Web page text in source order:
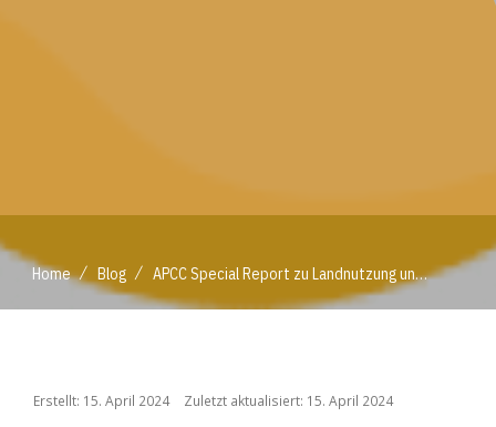
Home / Blog / APCC Special Report zu Landnutzung und Klimawandel
Erstellt: 15. April 2024 Zuletzt aktualisiert: 15. April 2024